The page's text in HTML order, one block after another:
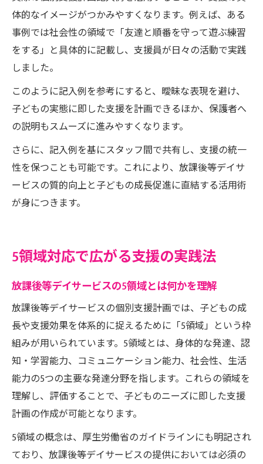
体的なイメージがつかみやすくなります。例えば、ある
事例では社会性の領域で「友達と順番を守って遊ぶ練習
をする」と具体的に記載し、支援員が日々の活動で実践
しました。
このように記入例を参考にすると、曖昧な表現を避け、
子どもの実態に即した支援を計画できるほか、保護者へ
の説明もスムーズに進みやすくなります。
さらに、記入例を基にスタッフ間で共有し、支援の統一
性を保つことも可能です。これにより、放課後等デイサ
ービスの質的向上と子どもの成長促進に直結する活用術
が身につきます。
5領域対応で広がる支援の実践法
放課後等デイサービスの5領域とは何かを理解
放課後等デイサービスの個別支援計画では、子どもの成
長や支援効果を体系的に捉えるために「5領域」という枠
組みが用いられています。5領域とは、身体的な発達、認
知・学習能力、コミュニケーション能力、社会性、生活
能力の5つの主要な発達分野を指します。これらの領域を
理解し、評価することで、子どものニーズに即した支援
計画の作成が可能となります。
5領域の概念は、厚生労働省のガイドラインにも明記され
ており、放課後等デイサービスの提供においては必須の